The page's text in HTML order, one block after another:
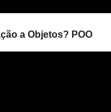
a Objetos? POO